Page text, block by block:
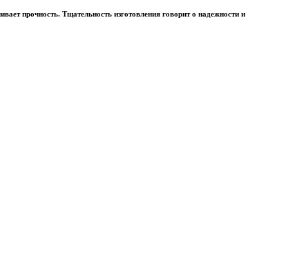
прочность. Тщательность изготовления говорит о надежности и